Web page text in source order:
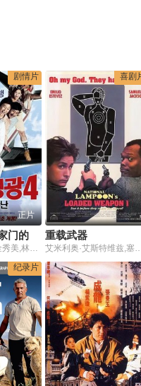
剧情片
正片
申贤俊,卓在勋,金秀美,林炯俊
喜剧
重载武器
艾米利奥·艾斯特维兹,塞缪尔·杰
纪录片